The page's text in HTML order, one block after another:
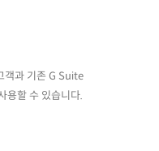
과 기존 G Suite
용할 수 있습니다.